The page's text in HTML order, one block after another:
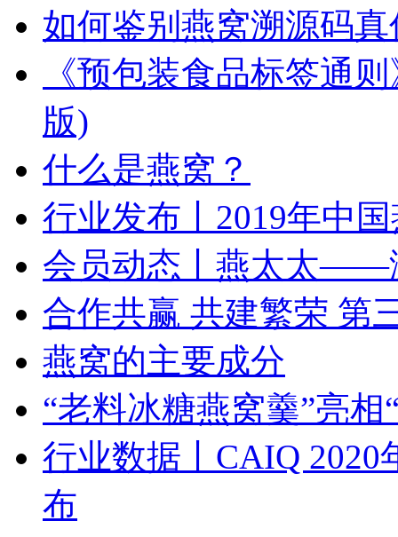
如何鉴别燕窝溯源码真
《预包装食品标签通
版)
什么是燕窝？
行业发布丨2019年中
会员动态丨燕太太——
合作共赢 共建繁荣 第
燕窝的主要成分
“老料冰糖燕窝羹”亮相
行业数据丨CAIQ
布